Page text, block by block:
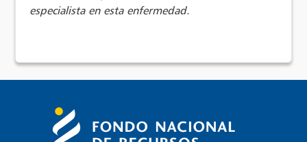
especialista en esta enfermedad.